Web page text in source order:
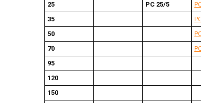
25
РС 25/5
35
50
70
95
120
150